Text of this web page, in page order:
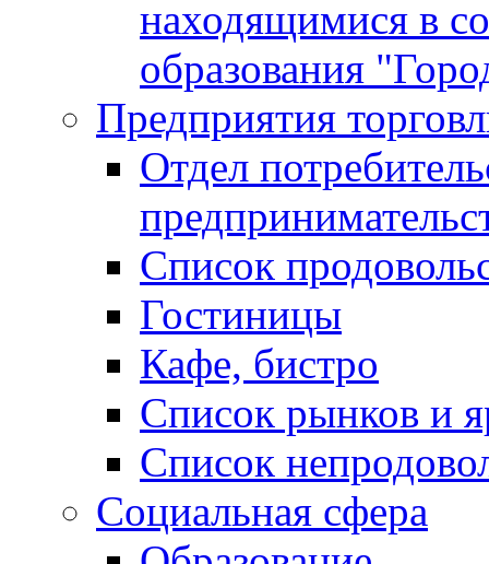
находящимися в
образования
Предприятия
Отдел
Список
Гостиницы
Кафе, бистро
Cписок рынков и
Список
Социальная сфера